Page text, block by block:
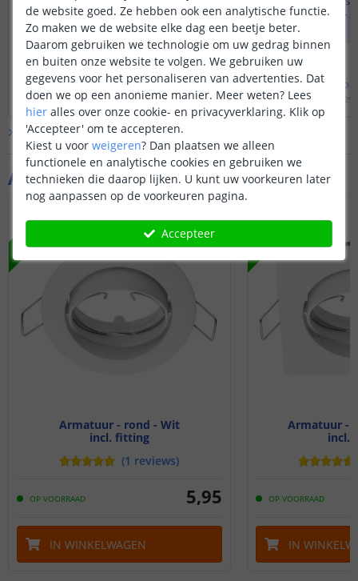
Aanvullende producten
NIEUW
Armatuur - rond - Wit
incl. fitting
(1 reviews)
OP VOORRAAD 5,95
IN WINKELWAGEN
NIEUW
Armatuur -
incl.
OP VOORRAAD
IN
2000 systeem van Klik-Aan-Klik-Uit.
Disclaimer: mogelijk werken niet alle
uitgebreide functies die de Hue-app
biedt met dit product. Basisfuncties
zoals aan- en uitzetten, dimmen,
kleurbediening etc werken wel.
Bekijkhele antwoord
Door Louise op maandag 6 november 2023
assortiment waar
kan.
Bekijkhele
Door Louise op vrijdag
Bekijk alle Vraag & antwoord
de website goed. Ze hebben ook een analytische functie.
Zo maken we de website elke dag een beetje beter.
Daarom gebruiken we technologie om uw gedrag binnen
en buiten onze website te volgen. We gebruiken uw
gegevens voor het personaliseren van advertenties. Dat
doen we op een anonieme manier. Meer weten? Lees
hier alles over onze cookie- en privacyverklaring. Klik op
'Accepteer' om te accepteren.
Kiest u voor weigeren? Dan plaatsen we alleen
functionele en analytische cookies en gebruiken we
technieken die daarop lijken. U kunt uw voorkeuren later
nog aanpassen op de voorkeuren pagina.
Accepteer